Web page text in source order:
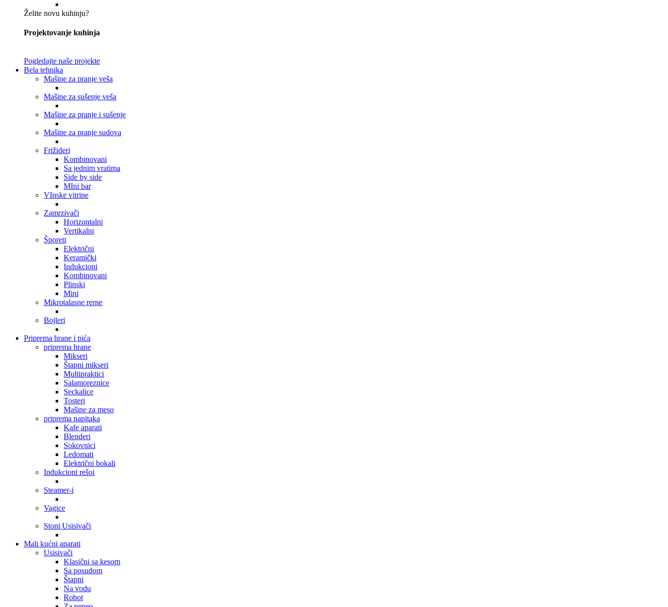
Želite novu kuhinju?
Projektovanje kuhinja
Pogledajte naše projekte
Bela tehnika
Mašine za pranje veša
Mašine za sušenje veša
Mašine za pranje i sušenje
Mašine za pranje sudova
Frižideri
Kombinovani
Sa jednim vratima
Side by side
MIni bar
VInske vitrine
Zamrzivači
Horizontalni
Vertikalni
Šporeti
Električni
Keramički
Indukcioni
Kombinovani
Plinski
Mini
Mikrotalasne rerne
Bojleri
Priprema hrane i pića
priprema hrane
Mikseri
Štapni mikseri
Multipraktici
Salamoreznice
Seckalice
Tosteri
Mašine za meso
priprema napitaka
Kafe aparati
Blenderi
Sokovnici
Ledomati
Električni bokali
Indukcioni rešoi
Steamer-i
Vagice
Stoni Usisivači
Mali kućni aparati
Usisivači
Klasični sa kesom
Sa posudom
Štapni
Na vodu
Robot